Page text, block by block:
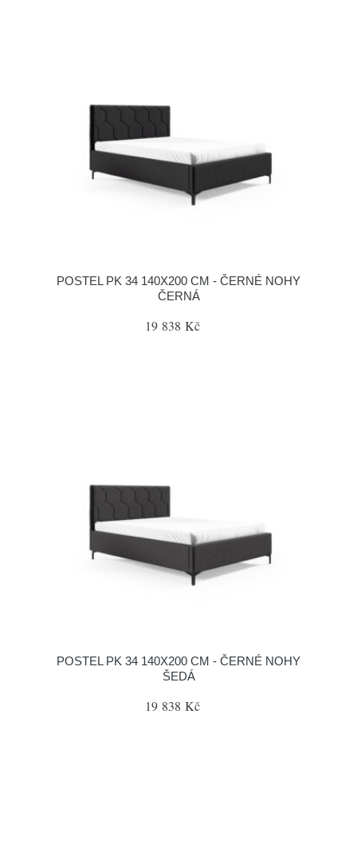
POSTEL PK 34 140X200 CM - ČERNÉ NOHY
ČERNÁ
19 838 Kč
POSTEL PK 34 140X200 CM - ČERNÉ NOHY
ŠEDÁ
19 838 Kč